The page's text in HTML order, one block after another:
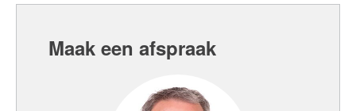
Maak een afspraak